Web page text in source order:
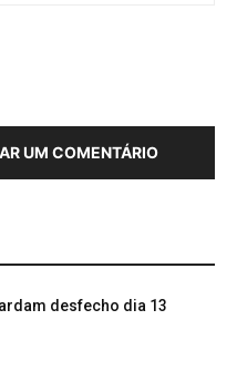
UM COMENTÁRIO
desfecho dia 13